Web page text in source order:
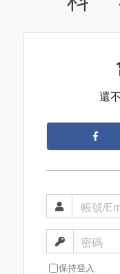
還
帳號/
密碼
保持登入